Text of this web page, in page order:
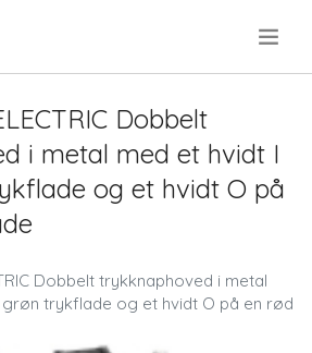
Dobbelt
i metal med et hvidt I
og et hvidt O på
Dobbelt trykknaphoved i metal
grøn trykflade og et hvidt O på en rød